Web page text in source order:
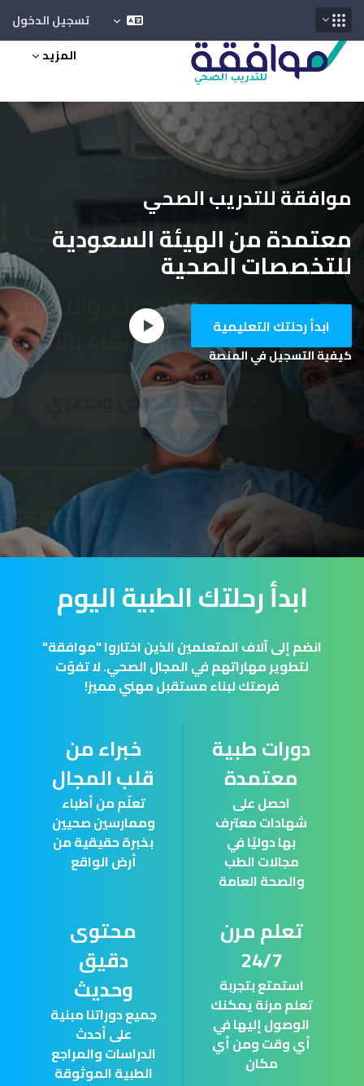
تخطى إلى المحتوى الرئيسي
تسجيل الدخول
المزيد
موافقة للتدريب الصحي
معتمدة من الهيئة السعودية
للتخصصات الصحية
ابدأ رحلتك التعليمية
كيفية التسجيل في المنصة
ابدأ رحلتك الطبية اليوم
انضم إلى آلاف المتعلمين الذين اختاروا "موافقة"
لتطوير مهاراتهم في المجال الصحي. لا تفوّت
فرصتك لبناء مستقبل مهني مميز!
دورات طبية
معتمدة
احصل على
شهادات معترف
بها دوليًا في
مجالات الطب
والصحة العامة
خبراء من
قلب المجال
تعلّم من أطباء
وممارسين صحيين
بخبرة حقيقية من
أرض الواقع
تعلم مرن
24/7
استمتع بتجربة
تعلم مرنة يمكنك
الوصول إليها في
أي وقت ومن أي
مكان
محتوى
دقيق
وحديث
جميع دوراتنا مبنية
على أحدث
الدراسات والمراجع
الطبية الموثوقة